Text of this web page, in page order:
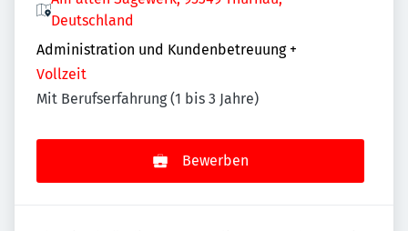
Deutschland
Administration und Kundenbetreuung +
Vollzeit
Mit Berufserfahrung (1 bis 3 Jahre)
Bewerben